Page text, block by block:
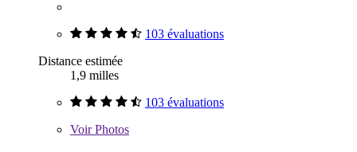
103 évaluations
Distance estimée
1,9 milles
103 évaluations
VoirPhotos